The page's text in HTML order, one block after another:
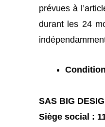
prévues à
durant les 24
SAS BIG
Siège social :